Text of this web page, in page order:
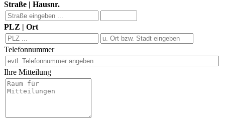
Straße | Hausnr.
PLZ | Ort
Telefonnummer
Ihre Mitteilung